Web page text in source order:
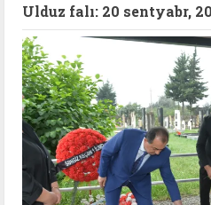
Ulduz falı: 20 sentyabr,